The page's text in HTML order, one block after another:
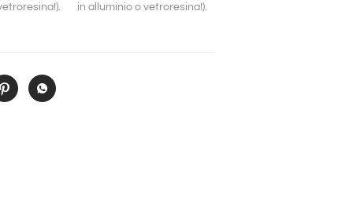
in alluminio o vetroresina!).